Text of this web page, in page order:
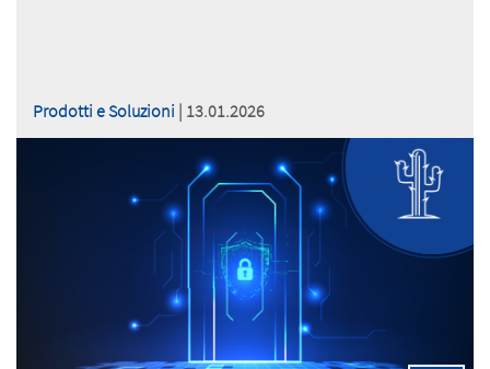
Prodotti e Soluzioni | 13.01.2026